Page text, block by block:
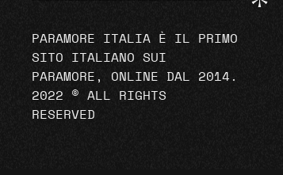
PARAMORE ITALIA È IL PRIMO
SITO ITALIANO SUI
PARAMORE, ONLINE DAL 2014.
2022 © ALL RIGHTS
RESERVED